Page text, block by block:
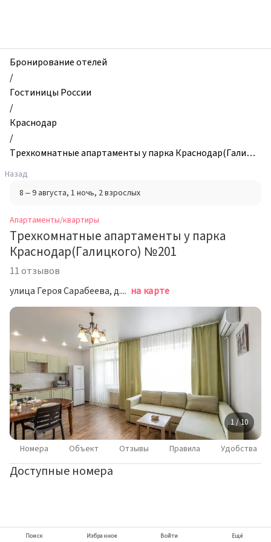
и
квартиры,
Трехкомнатные
апартаменты
парка
Краснодар(Галицкого)
№201,
Краснодар,
Россия
Бронирование отелей
/
Гостиницы России
/
Краснодар
/
Трехкомнатные апартаменты у парка Краснодар(Галицк
Назад
8 – 9 августа, 1 ночь, 2 взрослых
Апартаменты/квартиры
Трехкомнатные апартаменты у парка
Краснодар(Галицкого) №201
11 отзывов
улица Героя Сарабеева, д.5, Краснодар на карте
1 / 10
Номера Объект Отзывы Правила Удобства
Доступные номера
Поиск Избранное Войти Ещё